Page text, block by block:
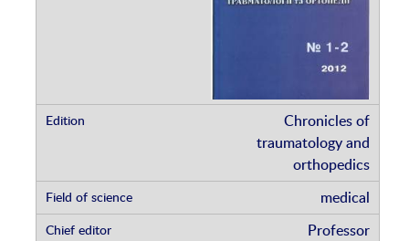
Chronicles of
traumatology and
orthopedics
medical
Professor